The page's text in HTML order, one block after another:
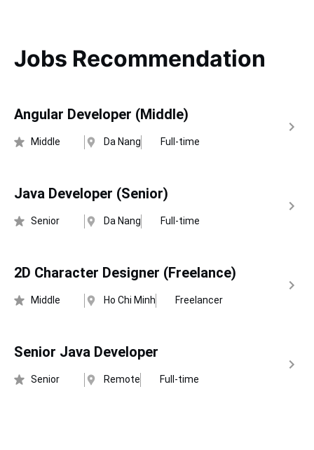
Jobs Recommendation
Angular Developer (Middle)
Middle Da Nang Full-time
Java Developer (Senior)
Senior Da Nang Full-time
2D Character Designer (Freelance)
Middle Ho Chi Minh Freelancer
Senior Java Developer
Senior Remote Full-time